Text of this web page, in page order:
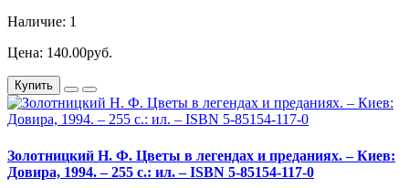
Наличие: 1
Цена: 140.00руб.
Купить
Золотницкий Н. Ф. Цветы в легендах и преданиях. – Киев:
Довира, 1994. – 255 с.: ил. – ISBN 5-85154-117-0